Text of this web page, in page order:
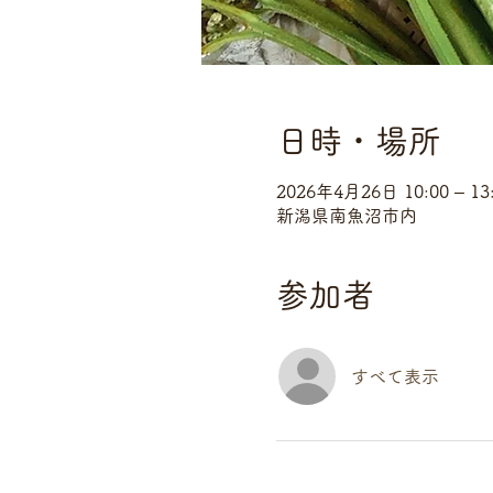
日時・場所
2026年4月26日 10:00 –
新潟県南魚沼市内
参加者
すべて表示